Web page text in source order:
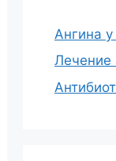
Ангина
Лечение